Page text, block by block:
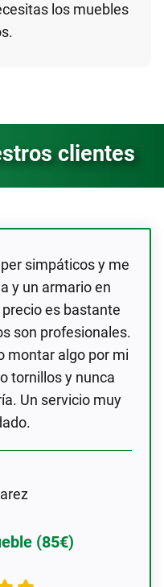
los muebles
clientes
simpáticos y me
y un armario en
es bastante
son profesionales.
montar algo por mi
tornillos y nunca
Un servicio muy
(85€)